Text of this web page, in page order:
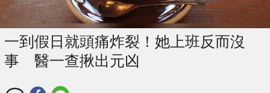
一到假日就頭痛炸裂！她上班反而沒
事 醫一查揪出元凶